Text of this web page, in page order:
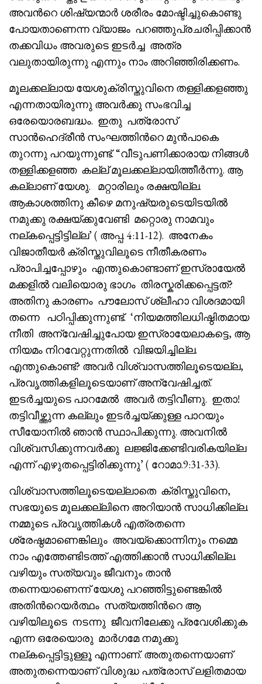
അവൻറെ ശിഷ്യന്മാർ ശരീരം മോഷ്ടിച്ചുകൊണ്ടു
പോയതാണെന്ന വ്യാജം പറഞ്ഞുപ്രചരിപ്പിക്കാൻ
തക്കവിധം അവരുടെ ഇടർച്ച അത്ര
വലുതായിരുന്നു എന്നും നാം അറിഞ്ഞിരിക്കണം.
മൂലക്കല്ലായ യേശുക്രിസ്തുവിനെ തള്ളിക്കളഞ്ഞു
എന്നതായിരുന്നു അവർക്കു സംഭവിച്ച
ഒരേയൊരബദ്ധം. ഇതു പത്രോസ്
സാൻഹെദ്രീൻ സംഘത്തിൻറെ മുൻപാകെ
തുറന്നു പറയുന്നുണ്ട്. “വീടുപണിക്കാരായ നിങ്ങൾ
തള്ളിക്കളഞ്ഞ കല്ല് മൂലക്കല്ലായിത്തീർന്നു. ആ
കല്ലാണ് യേശു. മറ്റാരിലും രക്ഷയില്ല.
ആകാശത്തിനു കീഴെ മനുഷ്യരുടെയിടയിൽ
നമുക്കു രക്ഷയ്ക്കുവേണ്ടി മറ്റൊരു നാമവും
നല്കപ്പെട്ടിട്ടില്ല’ ( അപ്പ. 4:11-12). അനേകം
വിജാതീയർ ക്രിസ്തുവിലൂടെ നീതീകരണം
പ്രാപിച്ചപ്പോഴും എന്തുകൊണ്ടാണ് ഇസ്രായേൽ
മക്കളിൽ വലിയൊരു ഭാഗം തിരസ്കരിക്കപ്പെട്ടത്?
അതിനു കാരണം പൗലോസ് ശ്ലീഹാ വിശദമായി
തന്നെ പഠിപ്പിക്കുന്നുണ്ട്. ‘നിയമത്തിലധിഷ്ഠിതമായ
നീതി അന്വേഷിച്ചുപോയ ഇസ്രായേലാകട്ടെ, ആ
നിയമം നിറവേറ്റുന്നതിൽ വിജയിച്ചില്ല.
എന്തുകൊണ്ട്? അവർ വിശ്വാസത്തിലൂടെയല്ല,
പ്രവൃത്തികളിലൂടെയാണ് അന്വേഷിച്ചത്.
ഇടർച്ചയുടെ പാറമേൽ അവർ തട്ടിവീണു. ഇതാ!
തട്ടിവീഴ്ത്തുന്ന കല്ലും ഇടർച്ചയ്ക്കുള്ള പാറയും
സീയോനിൽ ഞാൻ സ്ഥാപിക്കുന്നു. അവനിൽ
വിശ്വസിക്കുന്നവർക്കു ലജ്ജിക്കേണ്ടിവരികയില്ല
എന്ന് എഴുതപ്പെട്ടിരിക്കുന്നു’ ( റോമാ.9:31-33).
വിശ്വാസത്തിലൂടെയല്ലാതെ ക്രിസ്തുവിനെ,
സഭയുടെ മൂലക്കല്ലിനെ അറിയാൻ സാധിക്കില്ല.
നമ്മുടെ പ്രവൃത്തികൾ എത്രതന്നെ
ശ്രേഷ്ഠമാണെങ്കിലും അവയ്‌ക്കൊന്നിനും നമ്മെ
നാം എത്തേണ്ടിടത്ത് എത്തിക്കാൻ സാധിക്കില്ല.
വഴിയും സത്യവും ജീവനും താൻ
തന്നെയാണെന്ന് യേശു പറഞ്ഞിട്ടുണ്ടെങ്കിൽ
അതിൻറെയർത്ഥം സത്യത്തിൻറെ ആ
വഴിയിലൂടെ നടന്നു ജീവനിലേക്കു പ്രവേശിക്കുക
എന്ന ഒരേയൊരു മാർഗമേ നമുക്കു
നല്കപ്പെട്ടിട്ടുള്ളൂ എന്നാണ്. അതുതന്നെയാണ്
അതുതന്നെയാണ് വിശുദ്ധ പത്രോസ് ലളിതമായ